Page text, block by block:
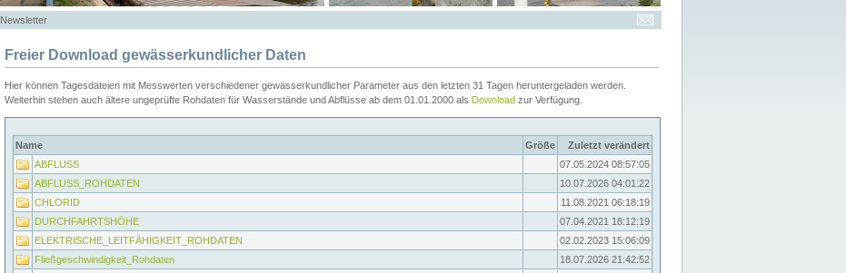
Newsletter
Freier Download gewässerkundlicher Daten
Hier können Tagesdateien mit Messwerten verschiedener gewässerkundlicher Parameter aus den letzten 31 Tagen heruntergeladen werden.
Weiterhin stehen auch ältere ungeprüfte Rohdaten für Wasserstände und Abflüsse ab dem 01.01.2000 als Download zur Verfügung.
Name Größe
Zuletzt verändert
ABFLUSS
07.05.2024 08:57:05
ABFLUSS_ROHDATEN
10.07.2026 04:01:22
CHLORID
11.08.2021 06:18:19
DURCHFAHRTSHÖHE
07.04.2021 18:12:19
ELEKTRISCHE_LEITFÄHIGKEIT_ROHDATEN
02.02.2023 15:06:09
Fließgeschwindigkeit_Rohdaten
18.07.2026 21:42:52